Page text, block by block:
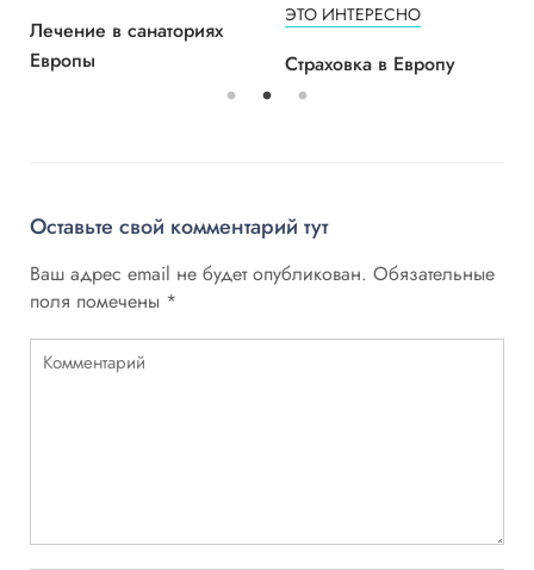
Лечение в санаториях
Европы
ЭТО ИНТЕРЕСНО
Страховка в Европу
Оставьте свой комментарий тут
Ваш адрес email не будет опубликован. Обязательные
поля помечены *